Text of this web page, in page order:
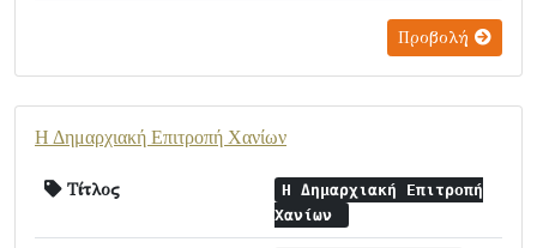
Προβολή
Η Δημαρχιακή Επιτροπή Χανίων
Τίτλος
Η Δημαρχιακή Επιτροπή
Χανίων